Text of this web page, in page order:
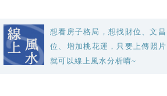
想看房子格局，想找財位、文昌
位、增加桃花運，只要上傳照片
就可以線上風水分析唷~